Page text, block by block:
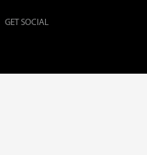
GET SOCIAL